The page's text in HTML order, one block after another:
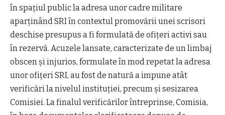
în spațiul public la adresa unor cadre militare
aparținând SRI în contextul promovării unei scrisori
deschise presupus a fi formulată de ofițeri activi sau
în rezervă. Acuzele lansate, caracterizate de un limbaj
obscen și injurios, formulate în mod repetat la adresa
unor ofițeri SRI, au fost de natură a impune atât
verificări la nivelul instituției, precum și sesizarea
Comisiei. La finalul verificărilor întreprinse, Comisia,